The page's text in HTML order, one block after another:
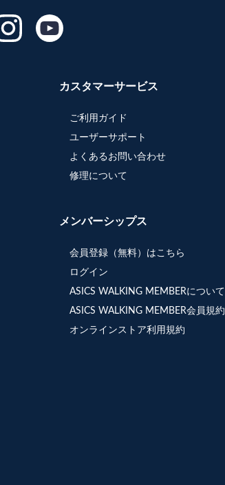
カスタマーサービス
ご利用ガイド
ユーザーサポート
よくあるお問い合わせ
修理について
メンバーシップス
会員登録（無料）はこちら
ログイン
ASICS WALKING MEMBERについて
ASICS WALKING MEMBER会員規約
オンラインストア利用規約